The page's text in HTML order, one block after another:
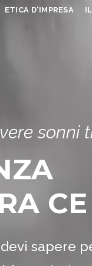
ETICA D'IMPRESA
sonni
CE
sapere